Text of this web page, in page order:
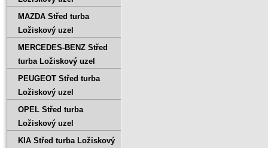
MAZDA Střed turba
Ložiskový uzel
MERCEDES-BENZ Střed
turba Ložiskový uzel
PEUGEOT Střed turba
Ložiskový uzel
OPEL Střed turba
Ložiskový uzel
KIA Střed turba Ložiskový